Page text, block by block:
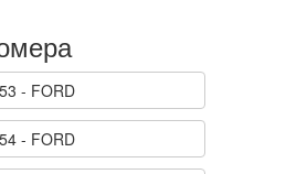
- FORD
- FORD